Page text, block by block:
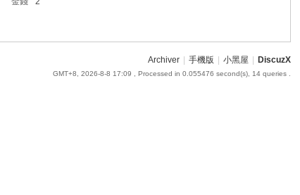
Archiver 手機版 小黑屋 DiscuzX
GMT+8, 2026-8-8 17:09 , Processed in 0.055476 second(s), 14 queries .